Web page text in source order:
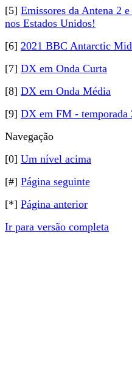
[5] Emissores da Antena 2
nos Estados Unidos!
[6] 2021 BBC Antarctic
[7] DX em Onda Curta
[8] DX em Onda Média
[9] DX em FM - temporada
Navegação
[0] Um nível acima
[#] Página seguinte
[*] Página anterior
Ir para versão completa